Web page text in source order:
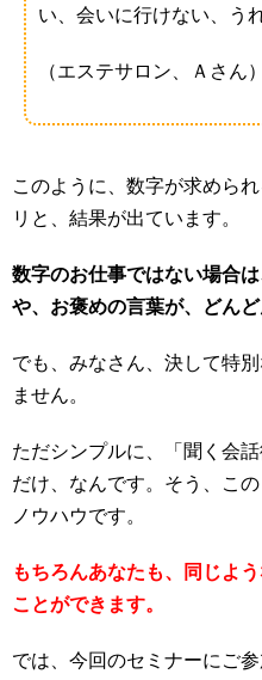
い、会いに行けない、う
（エステサロン、Ａさん）
このように、数字が求めら
リと、結果が出ています。
数字のお仕事ではない場合
や、お褒めの言葉が、どん
でも、みなさん、決して特
ません。
ただシンプルに、「聞く会
だけ、なんです。そう、こ
ノウハウです。
もちろんあなたも、同じよ
ことができます。
では、今回のセミナーにご